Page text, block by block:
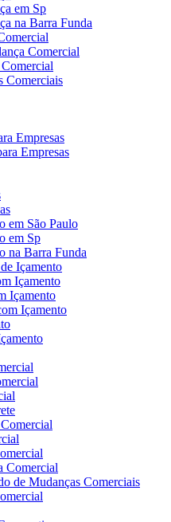
em Sp
na Barra Funda
Comercial
Comerciais
Empresas
Empresas
em São Paulo
em Sp
na Barra Funda
Içamento
Içamento
Içamento
Içamento
Comercial
de Mudanças Comerciais